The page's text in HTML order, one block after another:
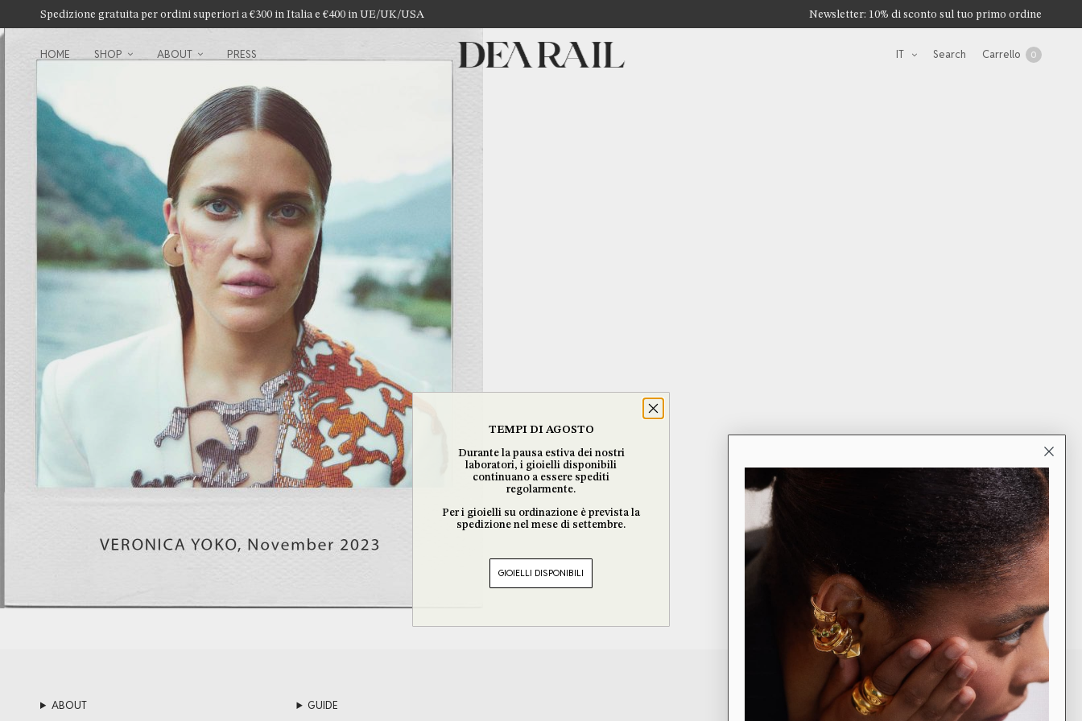
Spedizione gratuita per ordini superiori a €300 in Italia e €400 in UE/UK/USA Newsletter: 10% di sconto sul tuo primo ordine
HOME SHOP ABOUT PRESS IT Search Carrello 0
ABOUT GUIDE
TEMPI DI AGOSTO
Durante la pausa estiva dei nostri
laboratori, i gioielli disponibili
continuano a essere spediti
regolarmente.
Per i gioielli su ordinazione è prevista la
spedizione nel mese di settembre.
GIOIELLI DISPONIBILI